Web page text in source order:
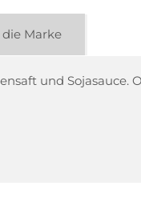
und Sojasauce.
Marke